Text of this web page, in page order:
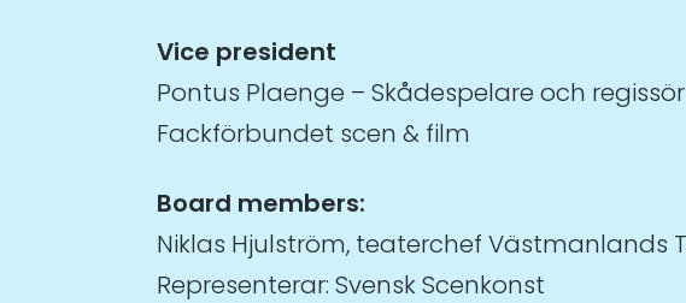
Vice president
Pontus Plaenge – Skådespelare och
Fackförbundet scen & film
Board members:
Niklas Hjulström, teaterchef Västmanlands
Representerar: Svensk Scenkonst